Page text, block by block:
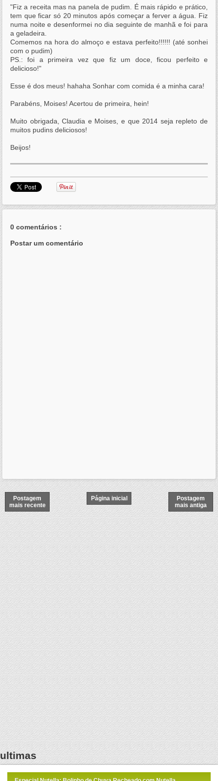
"Fiz a receita mas na panela de pudim. É mais rápido e prático,
tem que ficar só 20 minutos após começar a ferver a água. Fiz
numa noite e desenformei no dia seguinte de manhã e foi para
a geladeira.
Comemos na hora do almoço e estava perfeito!!!!!! (até sonhei
com o pudim)
PS.: foi a primeira vez que fiz um doce, ficou perfeito e
delicioso!"
Esse é dos meus! hahaha Sonhar com comida é a minha cara!
Parabéns, Moises! Acertou de primeira, hein!
Muito obrigada, Claudia e Moises, e que 2014 seja repleto de
muitos pudins deliciosos!
Beijos!
0 comentários :
Postar um comentário
Postagem
mais recente
Postagem
mais antiga
Página inicial
ultimas